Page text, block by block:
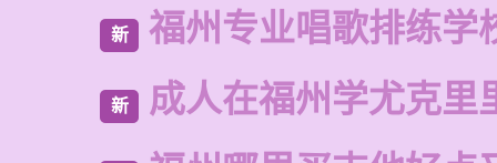
新 福州专业唱歌排练学
新 成人在福州学尤克里